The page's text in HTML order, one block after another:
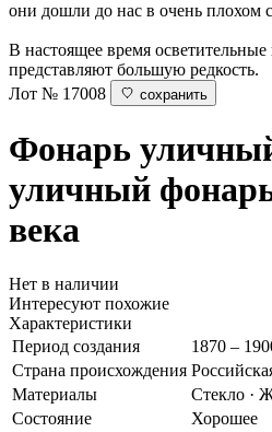
они дошли до нас в очень плохом
В настоящее время
представляют большую редкость.
Лот № 17008
сохранить
Фонарь
уличный
века
Нет в наличии
Интересуют похожие
Характеристики
Период создания
1870 –
Страна происхождения
Материалы
Стекло ·
Состояние
Хорошее